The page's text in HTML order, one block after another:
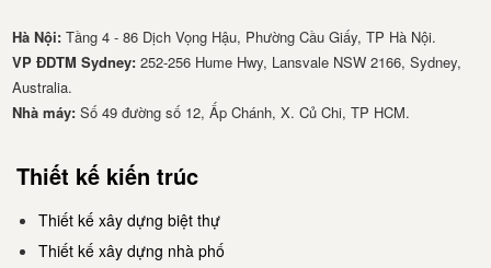
Hà Nội:Tầng 4 - 86 Dịch Vọng Hậu, Phường Cầu Giấy, TP Hà Nội.
VP ĐDTM Sydney: 252-256 Hume Hwy, Lansvale NSW 2166, Sydney,
Australia.
Nhà má​y: Số 49 đường số 12, Ấp Chánh, X. Củ Chi, TP HCM.
Thiết kế kiến trúc
Thiết kế xây dựng biệt thự
Thiết kế xây dựng nhà phố